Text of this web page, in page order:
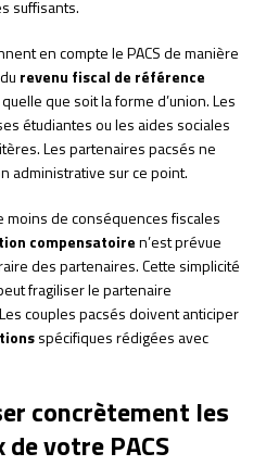
suffisants.
en compte le PACS de manière
revenu fiscal de référence
que soit la forme d’union. Les
étudiantes ou les aides sociales
Les partenaires pacsés ne
administrative sur ce point.
moins de conséquences fiscales
compensatoiren’est prévue
des partenaires. Cette simplicité
fragiliser le partenaire
couples pacsés doivent anticiper
spécifiques rédigées avec
concrètement les
votre PACS